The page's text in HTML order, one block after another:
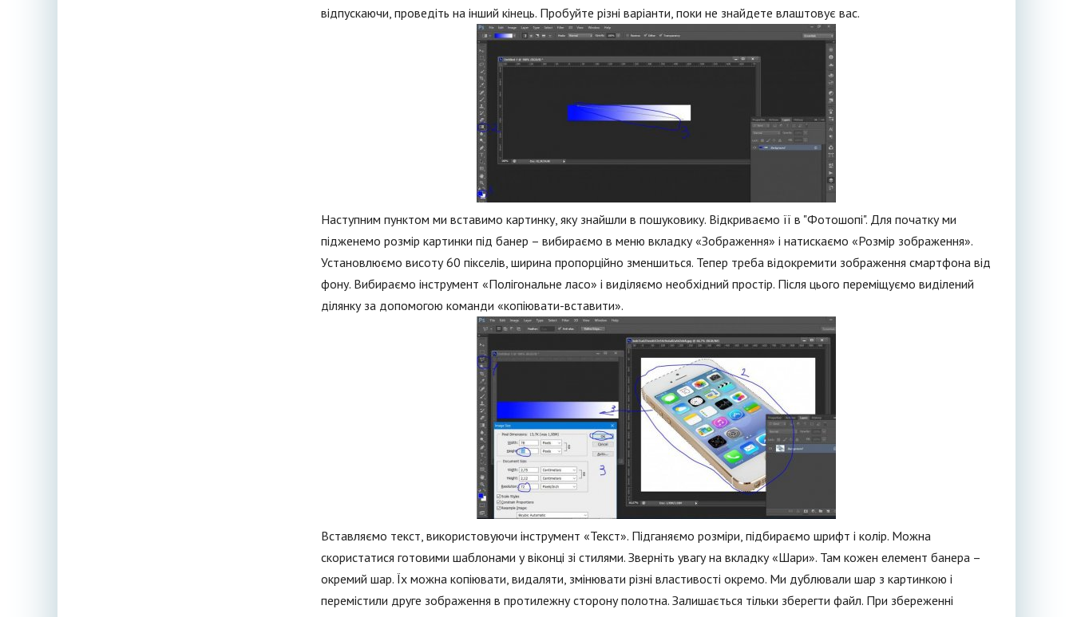
відпускаючи, проведіть на інший кінець. Пробуйте різні варіанти, поки не знайдете влаштовує вас.
Наступним пунктом ми вставимо картинку, яку знайшли в пошуковику. Відкриваємо її в "Фотошопі". Для початку ми
підженемо розмір картинки під банер – вибираємо в меню вкладку «Зображення» і натискаємо «Розмір зображення».
Установлюємо висоту 60 пікселів, ширина пропорційно зменшиться. Тепер треба відокремити зображення смартфона від
фону. Вибираємо інструмент «Полігональне ласо» і виділяємо необхідний простір. Після цього переміщуємо виділений
ділянку за допомогою команди «копіювати-вставити».
Вставляємо текст, використовуючи інструмент «Текст». Підганяємо розміри, підбираємо шрифт і колір. Можна
скористатися готовими шаблонами у віконці зі стилями. Зверніть увагу на вкладку «Шари». Там кожен елемент банера –
окремий шар. Їх можна копіювати, видаляти, змінювати різні властивості окремо. Ми дублювали шар з картинкою і
перемістили друге зображення в протилежну сторону полотна. Залишається тільки зберегти файл. При збереженні